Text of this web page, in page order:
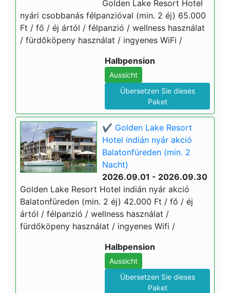
Golden Lake Resort Hotel
nyári csobbanás félpanzióval (min. 2 éj) 65.000
Ft / fő / éj ártól / félpanzió / wellness használat
/ fürdőköpeny használat / ingyenes WiFi /
Halbpension
Aussicht
Übersetzen Sie dieses
Paket
✔️ Golden Lake Resort
Hotel indián nyár akció
Balatonfüreden (min. 2
Nacht)
2026.09.01 - 2026.09.30
Golden Lake Resort Hotel indián nyár akció
Balatonfüreden (min. 2 éj) 42.000 Ft / fő / éj
ártól / félpanzió / wellness használat /
fürdőköpeny használat / ingyenes Wifi /
Halbpension
Aussicht
Übersetzen Sie dieses
Paket